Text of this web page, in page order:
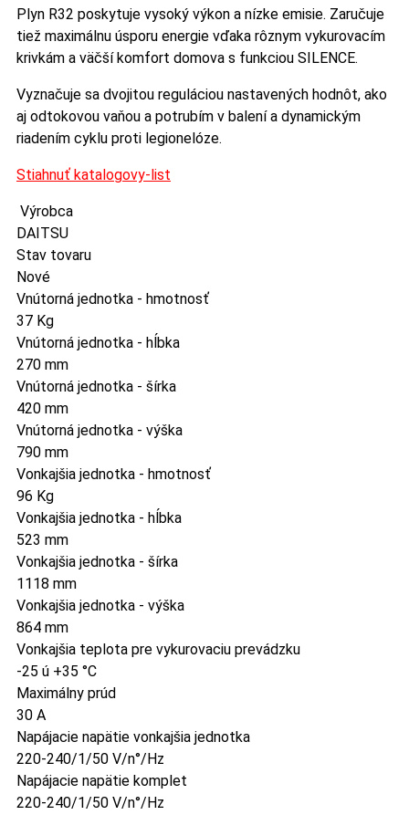
Plyn R32 poskytuje vysoký výkon a nízke emisie. Zaručuje
tiež maximálnu úsporu energie vďaka rôznym vykurovacím
krivkám a väčší komfort domova s ​​funkciou SILENCE.
Vyznačuje sa dvojitou reguláciou nastavených hodnôt, ako
aj odtokovou vaňou a potrubím v balení a dynamickým
riadením cyklu proti legionelóze.
Stiahnuť katalogovy-list
Výrobca
DAITSU
Stav tovaru
Nové
Vnútorná jednotka - hmotnosť
37 Kg
Vnútorná jednotka - hĺbka
270 mm
Vnútorná jednotka - šírka
420 mm
Vnútorná jednotka - výška
790 mm
Vonkajšia jednotka - hmotnosť
96 Kg
Vonkajšia jednotka - hĺbka
523 mm
Vonkajšia jednotka - šírka
1118 mm
Vonkajšia jednotka - výška
864 mm
Vonkajšia teplota pre vykurovaciu prevádzku
-25 ú +35 °C
Maximálny prúd
30 A
Napájacie napätie vonkajšia jednotka
220-240/1/50 V/n°/Hz
Napájacie napätie komplet
220-240/1/50 V/n°/Hz